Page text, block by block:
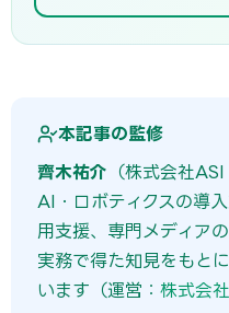
本記事の監修
齊木祐介 （株式会社
AI・ロボティクスの導
用支援、専門メディア
実務で得た知見をもと
います（運営： 株式会